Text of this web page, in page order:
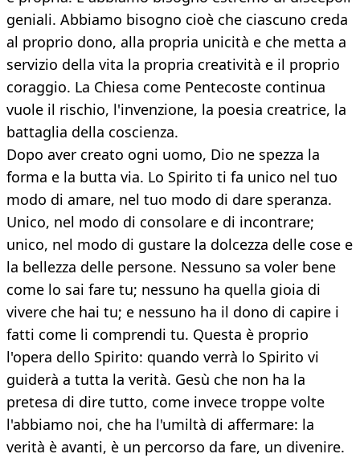
geniali. Abbiamo bisogno cioè che ciascuno creda
al proprio dono, alla propria unicità e che metta a
servizio della vita la propria creatività e il proprio
coraggio. La Chiesa come Pentecoste continua
vuole il rischio, l'invenzione, la poesia creatrice, la
battaglia della coscienza.
Dopo aver creato ogni uomo, Dio ne spezza la
forma e la butta via. Lo Spirito ti fa unico nel tuo
modo di amare, nel tuo modo di dare speranza.
Unico, nel modo di consolare e di incontrare;
unico, nel modo di gustare la dolcezza delle cose e
la bellezza delle persone. Nessuno sa voler bene
come lo sai fare tu; nessuno ha quella gioia di
vivere che hai tu; e nessuno ha il dono di capire i
fatti come li comprendi tu. Questa è proprio
l'opera dello Spirito: quando verrà lo Spirito vi
guiderà a tutta la verità. Gesù che non ha la
pretesa di dire tutto, come invece troppe volte
l'abbiamo noi, che ha l'umiltà di affermare: la
verità è avanti, è un percorso da fare, un divenire.